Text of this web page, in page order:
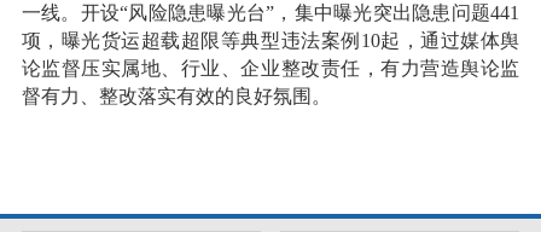
一线。开设“风险隐患曝光台”，集中曝光突出隐患问题441
项，曝光货运超载超限等典型违法案例10起，通过媒体舆
论监督压实属地、行业、企业整改责任，有力营造舆论监
督有力、整改落实有效的良好氛围。